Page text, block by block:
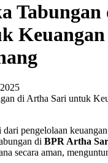
pengelolaan
di BPR Artha
secara aman,